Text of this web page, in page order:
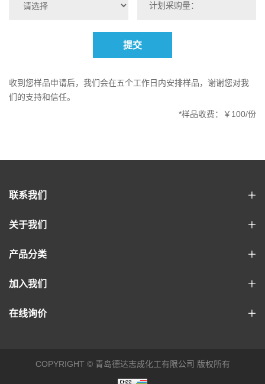
提交
收到您样品申请后，我们会在五个工作日内安排样品，谢谢您对我
们的支持和信任。
*样品收费：￥100/份
联系我们
关于我们
产品分类
加入我们
在线询价
COPYRIGHT © 青岛德达志成化工有限公司 版权所有